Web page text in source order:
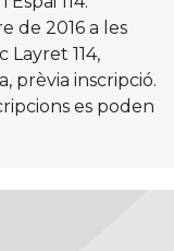
de 2016 a les
Layret 114,
prèvia inscripció.
es poden